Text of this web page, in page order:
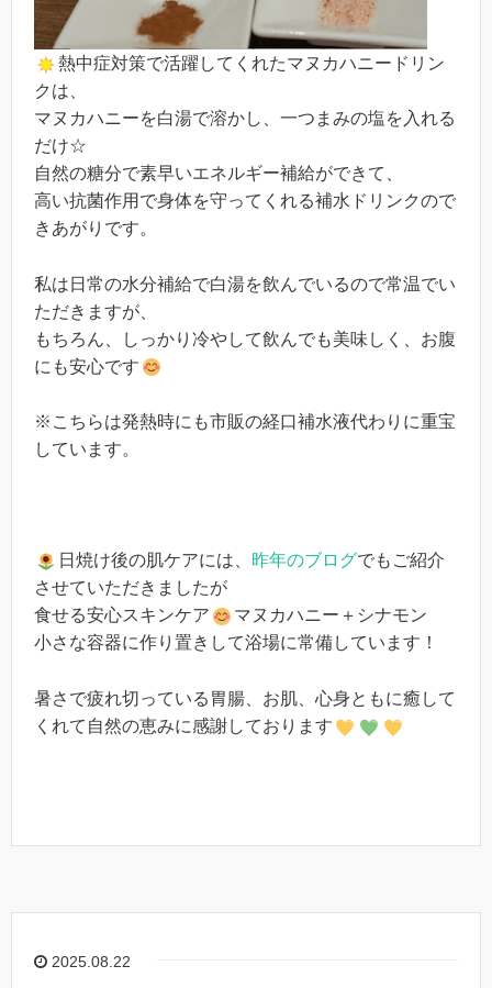
熱中症対策で活躍してくれたマヌカハニードリン
クは、
マヌカハニーを白湯で溶かし、一つまみの塩を入れる
だけ☆
自然の糖分で素早いエネルギー補給ができて、
高い抗菌作用で身体を守ってくれる補水ドリンクので
きあがりです。
私は日常の水分補給で白湯を飲んでいるので常温でい
ただきますが、
もちろん、しっかり冷やして飲んでも美味しく、お腹
にも安心です
※こちらは発熱時にも市販の経口補水液代わりに重宝
しています。
日焼け後の肌ケアには、 昨年のブログでもご紹介
させていただきましたが
食せる安心スキンケア
マヌカハニー＋シナモン
小さな容器に作り置きして浴場に常備しています！
暑さで疲れ切っている胃腸、お肌、心身ともに癒して
くれて自然の恵みに感謝しております
2025.08.22